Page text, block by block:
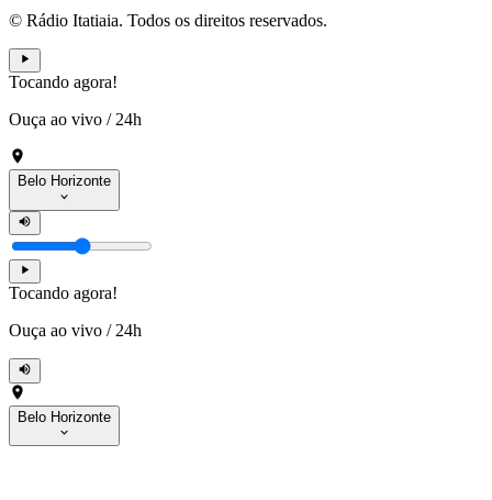
© Rádio Itatiaia. Todos os direitos reservados.
Tocando agora!
Ouça ao vivo / 24h
Belo Horizonte
Tocando agora!
Ouça ao vivo / 24h
Belo Horizonte